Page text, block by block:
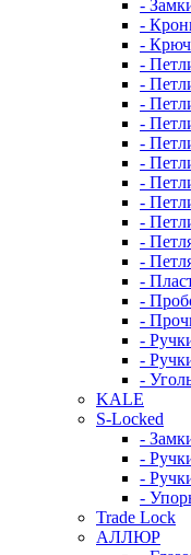
-
-
-
-
-
-
-
-
-
-
-
-
-
-
-
-
-
-
-
-
KALE
S-Locked
-
-
-
-
Trade Lock
АЛЛЮР